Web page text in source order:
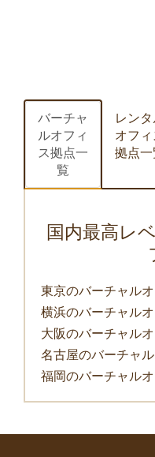
バーチャ
ルオフィ
ス拠点一
覧
レン
オフィ
拠点一
国内最高レ
東京のバーチャル
横浜のバーチャル
大阪のバーチャル
名古屋のバーチャ
福岡のバーチャル